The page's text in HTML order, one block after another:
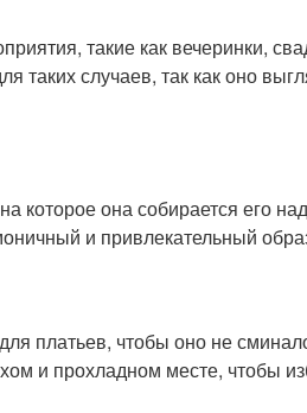
такие как вечеринки,
таких случаев, так как оно
которое она собирается его
и привлекательный
платьев, чтобы оно не
и прохладном месте, чтобы